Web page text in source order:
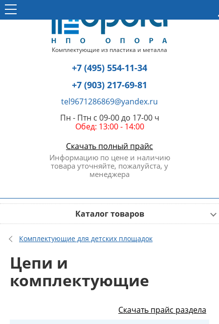
Комплектующие из пластика и металла
+7 (495) 554-11-34
+7 (903) 217-69-81
tel9671286869@yandex.ru
Пн - Птн с 09-00 до 17-00 ч
Обед: 13:00 - 14:00
Скачать полный прайс
Информацию по цене и наличию
товара уточняйте, пожалуйста, у
менеджера
Каталог товаров
Комплектующие для детских площадок
Цепи и
комплектующие
Скачать прайс раздела